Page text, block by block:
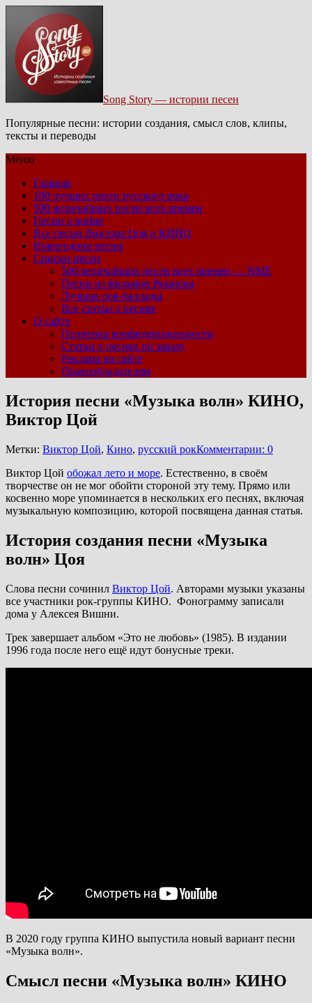
Song Story — истории песен
Популярные песни: истории создания, смысл слов, клипы,
тексты и переводы
Меню
Главная
100 лучших песен русского рока
500 величайших песен всех времен
Песни о войне
Все песни Виктора Цоя и КИНО
Новогодние песни
Списки песен
500 величайших песен всех времен — NME
Песни из фильмов Рязанова
Лучшие рок-баллады
Все статьи о песнях
О сайте
Политика конфиденциальности
Статьи о песнях по заказу
Реклама на сайте
Правообладателям
История песни «Музыка волн» КИНО,
Виктор Цой
Метки: Виктор Цой, Кино, русский рокКомментарии: 0
Виктор Цой обожал лето и море. Естественно, в своём
творчестве он не мог обойти стороной эту тему. Прямо или
косвенно море упоминается в нескольких его песнях, включая
музыкальную композицию, которой посвящена данная статья.
История создания песни «Музыка
волн» Цоя
Слова песни сочинил Виктор Цой. Авторами музыки указаны
все участники рок-группы КИНО. Фонограмму записали
дома у Алексея Вишни.
Трек завершает альбом «Это не любовь» (1985). В издании
1996 года после него ещё идут бонусные треки.
В 2020 году группа КИНО выпустила новый вариант песни
«Музыка волн».
Смысл песни «Музыка волн» КИНО